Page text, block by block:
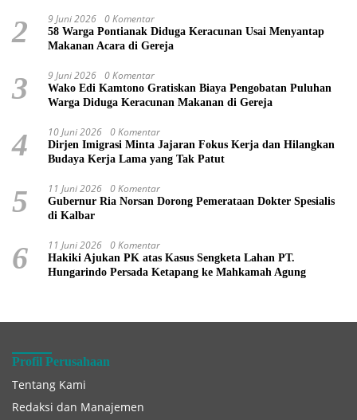
2 9 Juni 2026 0 Komentar
58 Warga Pontianak Diduga Keracunan Usai Menyantap
Makanan Acara di Gereja
3 9 Juni 2026 0 Komentar
Wako Edi Kamtono Gratiskan Biaya Pengobatan Puluhan
Warga Diduga Keracunan Makanan di Gereja
4 10 Juni 2026 0 Komentar
Dirjen Imigrasi Minta Jajaran Fokus Kerja dan Hilangkan
Budaya Kerja Lama yang Tak Patut
5 11 Juni 2026 0 Komentar
Gubernur Ria Norsan Dorong Pemerataan Dokter Spesialis
di Kalbar
6 11 Juni 2026 0 Komentar
Hakiki Ajukan PK atas Kasus Sengketa Lahan PT.
Hungarindo Persada Ketapang ke Mahkamah Agung
Profil Perusahaan
Tentang Kami
Redaksi dan Manajemen